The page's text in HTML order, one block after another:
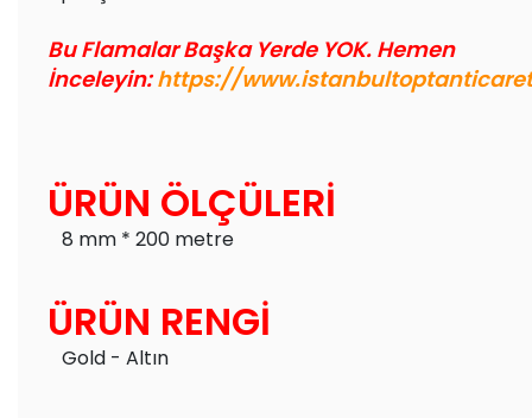
Bu Flamalar Başka Yerde YOK. Hemen
İnceleyin: https://
ÜRÜN ÖLÇÜLERİ
8 mm * 200 metre
ÜRÜN RENGİ
Gold - Altın